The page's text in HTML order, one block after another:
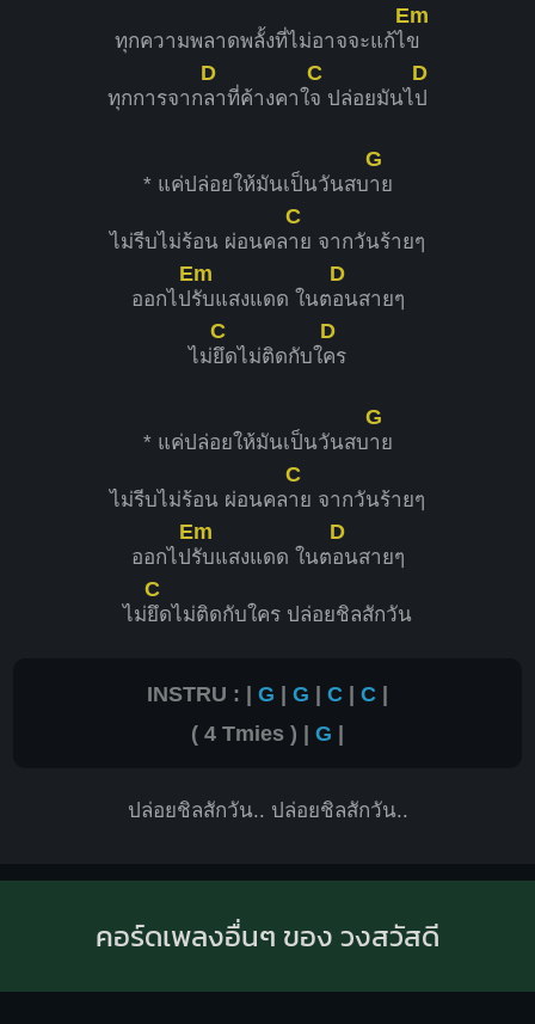
ทุกความพลาดพลั้งที่ไม่อาจจะแก้ไ
Em
ข
ทุกการจาก
D
ลาที่ค้างคาใ
C
จ ปล่อยมันไ
D
ป
* แค่ปล่อยให้มันเป็นวันสบ
G
าย
ไม่รีบไม่ร้อน ผ่อนคล
C
าย จากวันร้ายๆ
ออกไป
Em
รับแสงแดด ในต
D
อนสายๆ
ไม่
C
ยึดไม่ติดกับใ
D
คร
* แค่ปล่อยให้มันเป็นวันสบ
G
าย
ไม่รีบไม่ร้อน ผ่อนคล
C
าย จากวันร้ายๆ
ออกไป
Em
รับแสงแดด ในต
D
อนสายๆ
ไม่
C
ยึดไม่ติดกับใคร ปล่อยชิลสักวัน
INSTRU : | G | G | C | C |
( 4 Tmies ) | G |
ปล่อยชิลสักวัน.. ปล่อยชิลสักวัน..
คอร์ดเพลงอื่นๆ ของ วงสวัสดี